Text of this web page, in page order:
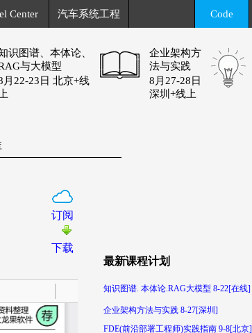
Center 汽车系统工程 Code
识图谱、本体论、
与大模型
月22-23日 北京+线
上
企业架构方
法与实践
8月27-28日
深圳+线上
订阅
下载
最新课程计划
知识图谱. 本体论.RAG大模型 8-22[在线]
企业架构方法与实践 8-27[深圳]
FDE(前沿部署工程师)实践指南 9-8[北京]